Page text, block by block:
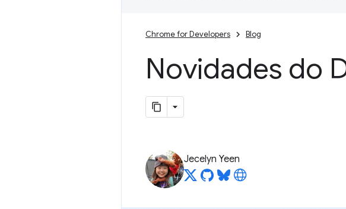
Chrome for Developers Blog
Novidades do
Jecelyn Yeen